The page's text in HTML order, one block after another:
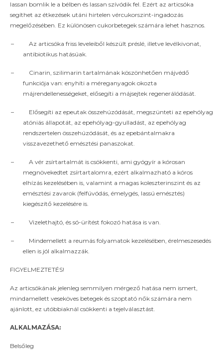
lassan bomlik le a bélben és lassan szívódik fel. Ezért az articsóka
segíthet az étkezések utáni hirtelen vércukorszint-ingadozás
megelőzésében. Ez különösen cukorbetegek számára lehet hasznos.
–
Az articsóka friss leveleiből készült préslé, illetve levélkivonat,
antibiotikus hatásúak.
–
Cinarin, szilimarin tartalmának köszönhetően májvédő
funkciója van: enyhíti a méreganyagok okozta
májrendellenességeket, elősegíti a májsejtek regenerálódását.
–
Elősegíti az epeutak összehúzódását, megszünteti az epehólyag
atóniás állapotát, az epehólyag-gyulladást, az epehólyag
rendszertelen összehúzódását, és az epebántalmakra
visszavezethető emésztési panaszokat.
–
A vér zsírtartalmát is csökkenti, ami gyógyír a kórosan
megnövekedtet zsírtartalomra, ezért alkalmazható a kóros
elhízás kezelésében is, valamint a magas koleszterinszint és az
emésztési zavarok (felfúvódás, émelygés, lassú emésztés)
kiegészítő kezelésére is.
– Vizelethajtó, és só-ürítést fokozó hatása is van.
–
Mindemellett a reumás folyamatok kezelésében, érelmeszesedés
ellen is jól alkalmazzák.
FIGYELMEZTETÉS!
Az articsókának jelenleg semmilyen mérgező hatása nem ismert,
mindamellett veseköves betegek és szoptató nők számára nem
ajánlott, ez utóbbiaknál csökkenti a tejelválasztást.
ALKALMAZÁSA:
Belsőleg